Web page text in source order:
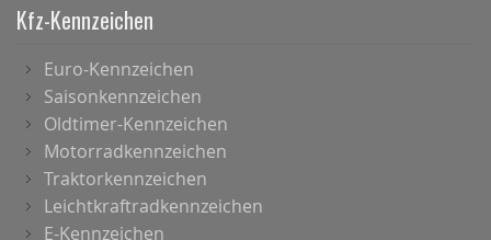
Kfz-Kennzeichen
Euro-Kennzeichen
Saisonkennzeichen
Oldtimer-Kennzeichen
Motorradkennzeichen
Traktorkennzeichen
Leichtkraftradkennzeichen
E-Kennzeichen